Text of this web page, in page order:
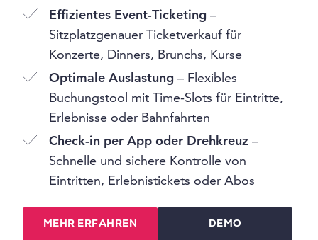
Effizientes Event-Ticketing –
Sitzplatzgenauer Ticketverkauf für
Konzerte, Dinners, Brunchs, Kurse
Optimale Auslastung – Flexibles
Buchungstool mit Time-Slots für Eintritte,
Erlebnisse oder Bahnfahrten
Check-in per App oder Drehkreuz –
Schnelle und sichere Kontrolle von
Eintritten, Erlebnistickets oder Abos
MEHR ERFAHREN DEMO